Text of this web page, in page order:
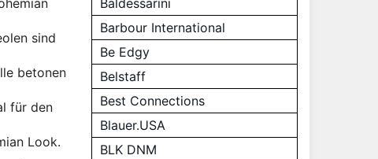
sind
betonen
für den
Look.
Baldessarini
Barbour International
Be Edgy
Belstaff
Best Connections
Blauer.USA
BLK DNM